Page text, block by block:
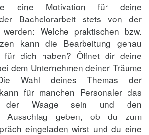
eine Motivation für deine
Bachelorarbeit stets von der
Welche praktischen bzw.
kann die Bearbeitung genau
für dich haben? Öffnet dir deine
dem Unternehmen deiner Träume
Wahl deines Themas der
für manchen Personaler das
der Waage sein und den
Ausschlag geben, ob du zum
eingeladen wirst und du eine